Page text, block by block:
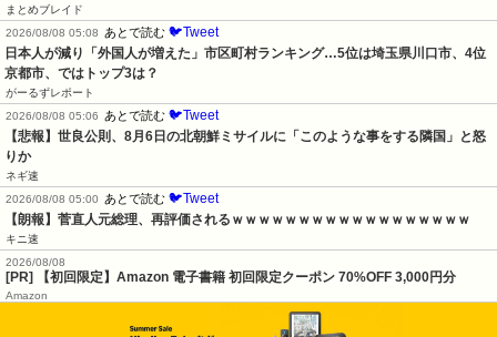
まとめブレイド
2026/08/08 05:08
あとで読む 🐦Tweet
日本人が減り「外国人が増えた」市区町村ランキング…5位は埼玉県川口市、4位
京都市、ではトップ3は？
がーるずレポート
2026/08/08 05:06
あとで読む 🐦Tweet
【悲報】世良公則、8月6日の北朝鮮ミサイルに「このような事をする隣国」と怒
りか
ネギ速
2026/08/08 05:00
あとで読む 🐦Tweet
【朗報】菅直人元総理、再評価されるｗｗｗｗｗｗｗｗｗｗｗｗｗｗｗｗｗｗ
キニ速
2026/08/08
[PR] 【初回限定】Amazon 電子書籍 初回限定クーポン 70%OFF 3,000円分
Amazon